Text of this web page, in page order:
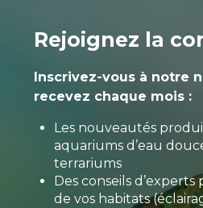
Rejoignez la
Inscrivez-vous à notre
recevez chaque mois :
Les nouveautés
aquariums d’eau
terrariums
Des conseils
de vos habitats